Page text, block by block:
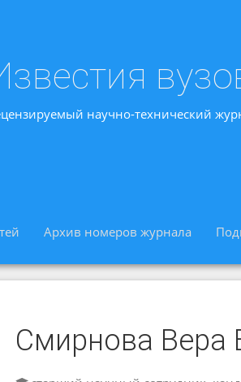
научно-технический
Архив номеров журнала
Смирнова Вера